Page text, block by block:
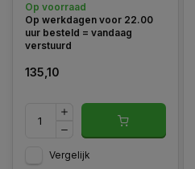
Op voorraad
Op werkdagen voor 22.00
uur besteld = vandaag
verstuurd
135,10
Vergelijk